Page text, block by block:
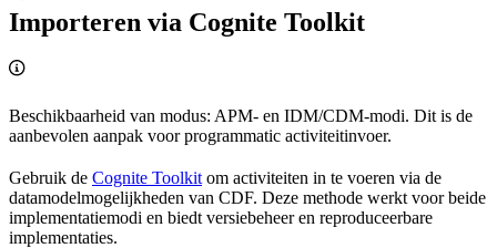
Importeren via Cognite Toolkit
Beschikbaarheid van modus: APM- en IDM/CDM-modi. Dit is de
aanbevolen aanpak voor programmatic activiteitinvoer.
Gebruik de Cognite Toolkit om activiteiten in te voeren via de
datamodelmogelijkheden van CDF. Deze methode werkt voor beide
implementatiemodi en biedt versiebeheer en reproduceerbare
implementaties.